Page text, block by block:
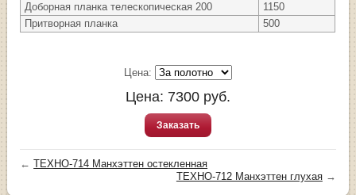
Доборная планка телескопическая 200
1150
Притворная планка
500
Цена:
Цена: 7300 руб.
Заказать
←ТЕХНО-714 Манхэттен остекленная
ТЕХНО-712 Манхэттен глухая→